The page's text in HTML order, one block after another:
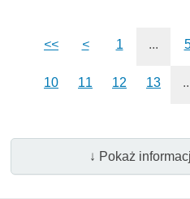
<< < 1 ...
10 11 12 13
↓ Pokaż